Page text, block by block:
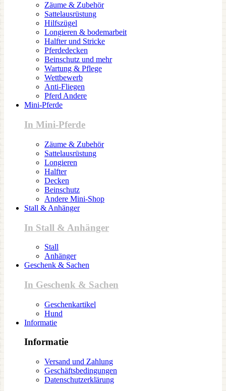
Zäume & Zubehör
Sattelausrüstung
Hilfszügel
Longieren & bodemarbeit
Halfter und Stricke
Pferdedecken
Beinschutz und mehr
Wartung & Pflege
Wettbewerb
Anti-Fliegen
Pferd Andere
Mini-Pferde
In Mini-Pferde
Zäume & Zubehör
Sattelausrüstung
Longieren
Halfter
Decken
Beinschutz
Andere Mini-Shop
Stall & Anhänger
In Stall & Anhänger
Stall
Anhänger
Geschenk & Sachen
In Geschenk & Sachen
Geschenkartikel
Hund
Informatie
Informatie
Versand und Zahlung
Geschäftsbedingungen
Datenschutzerklärung